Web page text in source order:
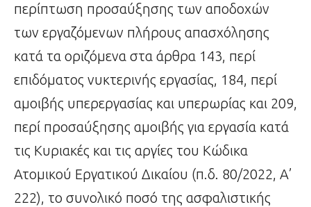
περίπτωση προσαύξησης των αποδοχών
των εργαζόμενων πλήρους απασχόλησης
κατά τα οριζόμενα στα άρθρα 143, περί
επιδόματος νυκτερινής εργασίας, 184, περί
αμοιβής υπερεργασίας και υπερωρίας και 209,
περί προσαύξησης αμοιβής για εργασία κατά
τις Κυριακές και τις αργίες του Κώδικα
Ατομικού Εργατικού Δικαίου (π.δ. 80/2022, Α’
222), το συνολικό ποσό της ασφαλιστικής